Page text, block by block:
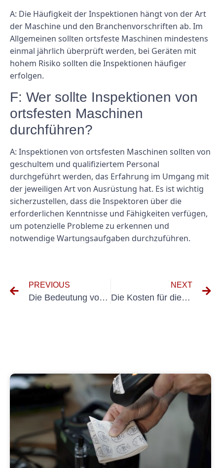
A: Die Häufigkeit der Inspektionen hängt von der Art
der Maschine und den Branchenvorschriften ab. Im
Allgemeinen sollten ortsfeste Maschinen mindestens
einmal jährlich überprüft werden, bei Geräten mit
hohem Risiko sollten die Inspektionen häufiger
erfolgen.
F: Wer sollte Inspektionen von
ortsfesten Maschinen
durchführen?
A: Inspektionen von ortsfesten Maschinen sollten von
geschultem und qualifiziertem Personal
durchgeführt werden, das Erfahrung im Umgang mit
der jeweiligen Art von Ausrüstung hat. Es ist wichtig
sicherzustellen, dass die Inspektoren über die
erforderlichen Kenntnisse und Fähigkeiten verfügen,
um potenzielle Probleme zu erkennen und
notwendige Wartungsaufgaben durchzuführen.
PREVIOUS
Die Bedeutung von Wiederholungsprüfungen für elektrische Geräte
NEXT
Die Kosten für die Inspektion und Prüfung tragbarer Geräte: Was Sie wissen müssen